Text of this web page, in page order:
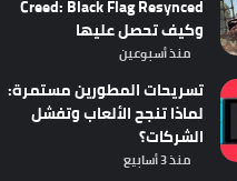
Creed: Black Flag Resynced
وكيف تحصل عليها
منذ أسبوعين
تسريحات المطورين مستمرة:
لماذا تنجح الألعاب وتفشل
الشركات؟
منذ 3 أسابيع